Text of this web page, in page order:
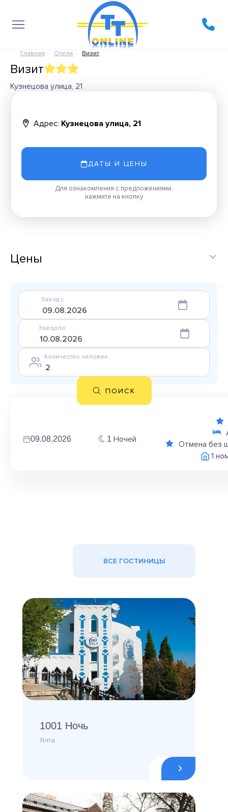
Главная Отели Визит
Визит
Кузнецова улица, 21
Адрес: Кузнецова улица, 21
ДАТЫ И ЦЕНЫ
Для ознакомления с предложениями,
нажмите на кнопку
Цены
Заезд с
Заезд по
Количество человек
ПОИСК
09.08.2026 1 Ночей
Отмена без
1
ВСЕ ГОСТИНИЦЫ
1001 Ночь
Ялта